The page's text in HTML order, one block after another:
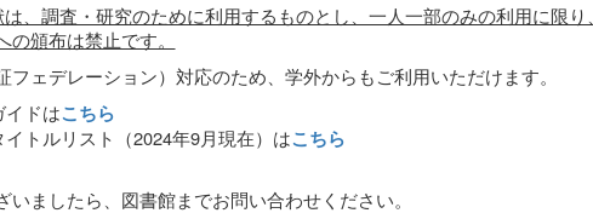
、調査・研究のために利用するものとし、一人一部のみの利用に限り、
の頒布は禁止です。
ェデレーション）対応のため、学外からもご利用いただけます。
イドはこちら
トルリスト（2024年9月現在）はこちら
いましたら、図書館までお問い合わせください。